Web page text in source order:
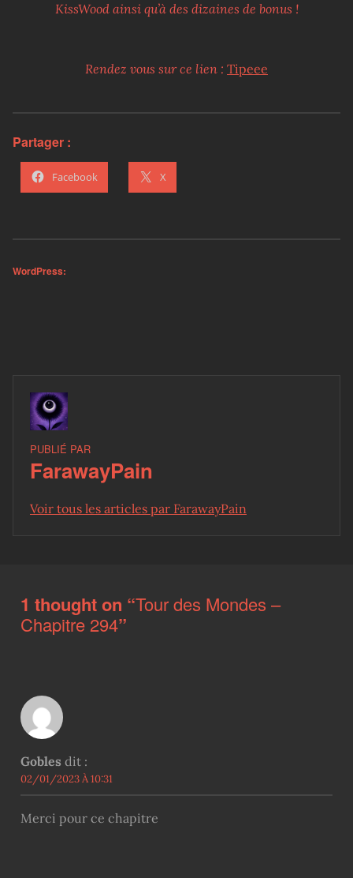
KissWood ainsi qu’à des dizaines de bonus !
Rendez vous sur ce lien : Tipeee
Partager :
Facebook X
WordPress:
PUBLIÉ PAR
FarawayPain
Voir tous les articles par FarawayPain
1 thought on “Tour des Mondes –
Chapitre 294”
Gobles dit :
02/01/2023 À 10:31
Merci pour ce chapitre